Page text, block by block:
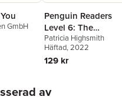
GmbH
Penguin Readers
Level 6: The
Talented Mr Ripley
(ELT Graded
Patricia Highsmith
Häftad, 2022
129 kr
av